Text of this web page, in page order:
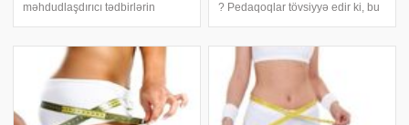
məhdudlaşdırıcı tədbirlərin
fəlsəfə doktoru Yazgül Abdiyeva
deyib. Onun sözlərinə görə, son
günlərdə Azərbaycand
? Pedaqoqlar tövsiyyə edir ki, bu
zehni yorğun şəkildə getməsinlər.
Uşaqlar üçün teatrlar da bi